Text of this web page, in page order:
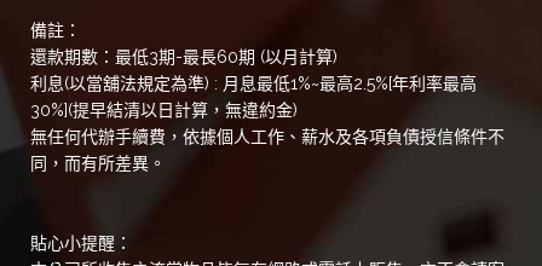
備註：
還款期數：最低3期-最長60期 (以月計算)
利息(以當舖法規定為準) : 月息最低1%~最高2.5%[年利率最高
30%](提早結清以日計算，無違約金)
無任何代辦手續費，依據個人工作、薪水及各項負債授信條件不
同，而有所差異。
貼心小提醒：